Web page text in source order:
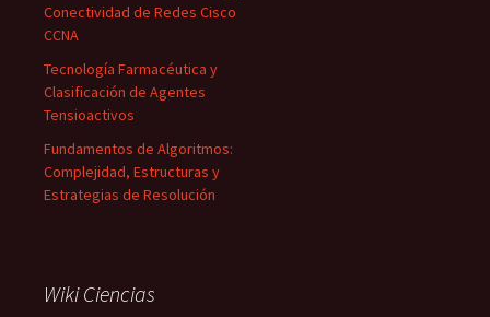
Conectividad de Redes Cisco
CCNA
Tecnología Farmacéutica y
Clasificación de Agentes
Tensioactivos
Fundamentos de Algoritmos:
Complejidad, Estructuras y
Estrategias de Resolución
Wiki Ciencias